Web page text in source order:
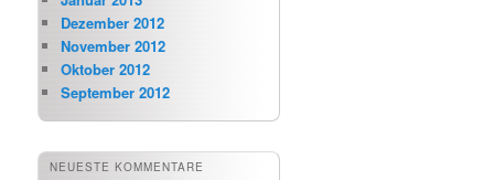
Dezember 2012
November 2012
Oktober 2012
September 2012
NEUESTE KOMMENTARE